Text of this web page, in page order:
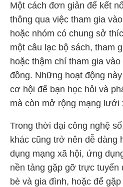
Một cách đơn giản để kết
thông qua việc tham gia
hoặc nhóm có chung sở
một câu lạc bộ sách, tham
hoặc thậm chí tham gia
đồng. Những hoạt động
cơ hội để bạn học hỏi và
mà còn mở rộng mạng lưới
Trong thời đại công nghệ
khác cũng trở nên dễ dàng
dụng mạng xã hội, ứng
nền tảng gặp gỡ trực tuyến
bè và gia đình, hoặc để